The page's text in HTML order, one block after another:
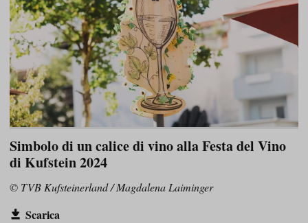
Simbolo di un calice di vino alla Festa del Vino
di Kufstein 2024
© TVB Kufsteinerland / Magdalena Laiminger
Scarica